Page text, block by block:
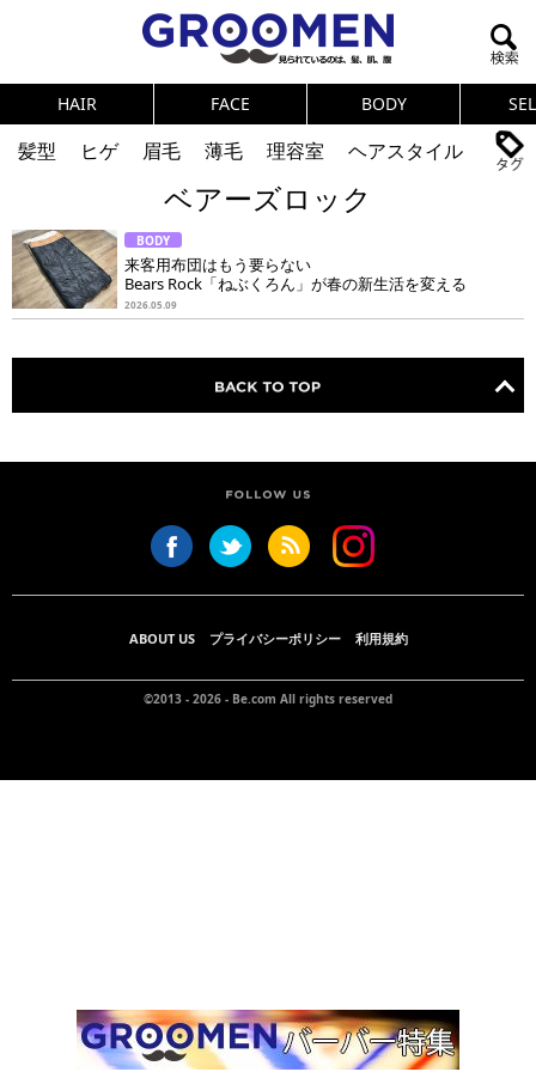
HAIR FACE BODY
髪型 ヒゲ 眉毛 薄毛 理容室
ヘアスタイル
体臭 ニオイ
連載
メンズコスメ
NEWS PICK UP
テストステロン
海外セレブ
健康
スキンケア 食事
調査結果
トレーニング
好印象な男
頭皮ケア
ダイエット
理容室
ベアーズロック
BODY
来客用布団はもう要らない
Bears Rock「ねぶくろん」が春の新生活を変える
2026.05.09
ABOUT US プライバシーポリシー 利用規約
©2013 - 2026 - Be.com All rights reserved